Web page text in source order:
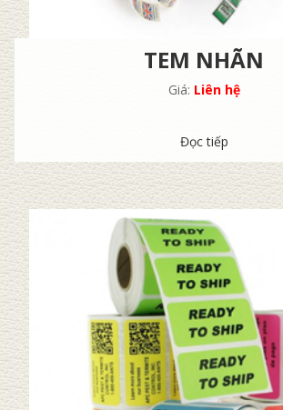
TEM NHÃN
Giá: Liên hệ
Đọc tiếp